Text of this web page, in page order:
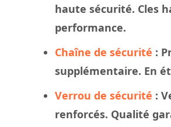
haute sécurité. Cles
performance.
Chaîne de sécurité :
supplémentaire. En
Verrou de sécurité :
renforcés. Qualité